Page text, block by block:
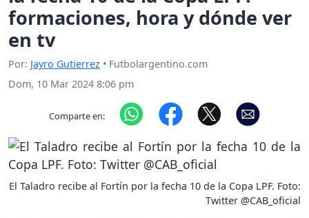
formaciones, hora y dónde ver
en tv
Por: Jayro Gutierrez • Futbolargentino.com
Dom, 10 Mar 2024 8:06 pm
Comparte en:
El Taladro recibe al Fortín por la fecha 10 de la Copa LPF. Foto:
Twitter @CAB_oficial